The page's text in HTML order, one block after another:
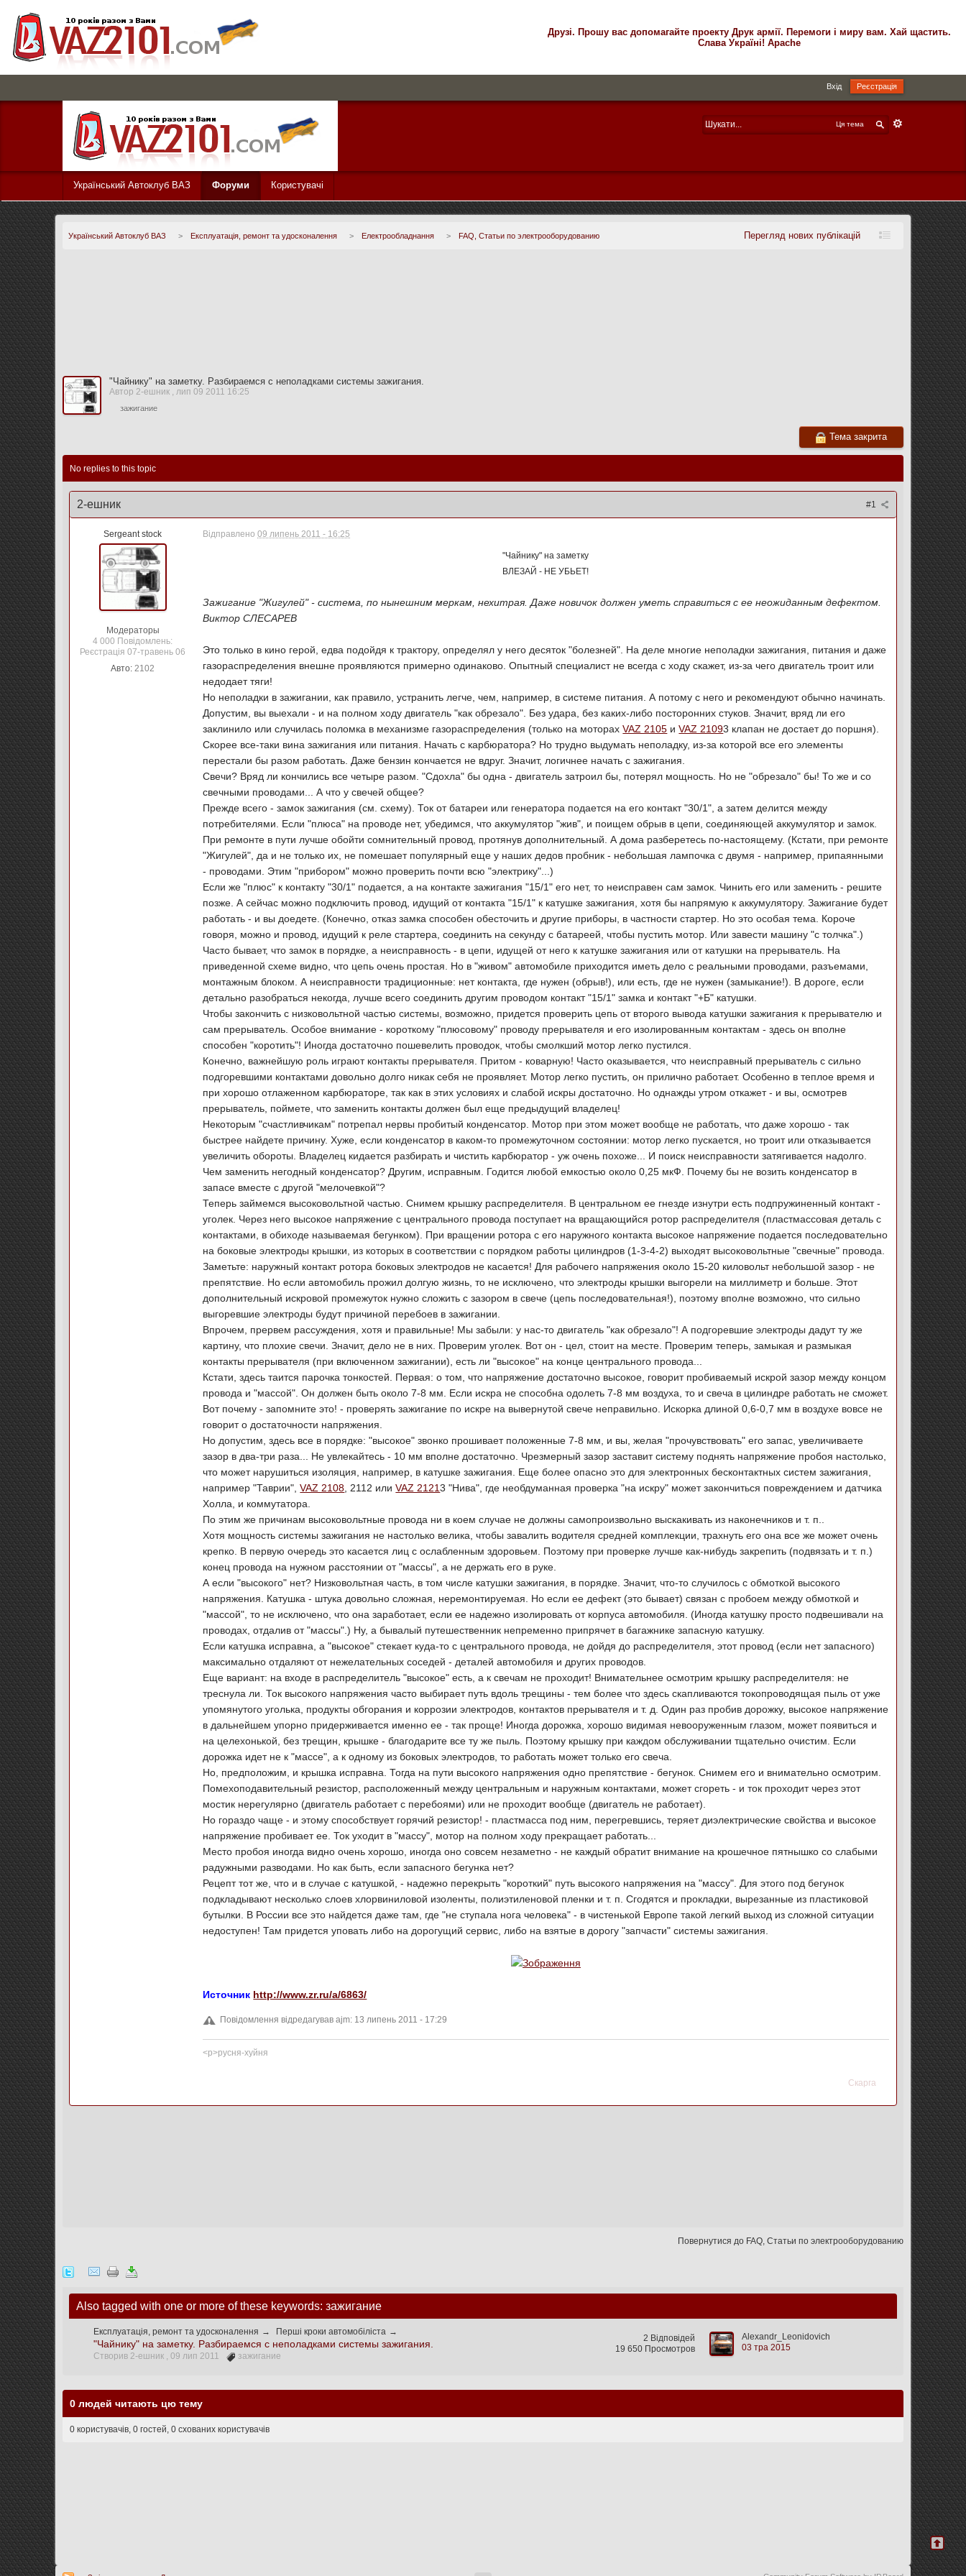
Друзі. Прошу вас допомагайте проекту Друк армії. Перемоги і миру вам. Хай щастить.
Слава Україні! Apache
Вхід Реєстрація
Ця тема
Український Автоклуб ВАЗ Форуми Користувачі
Український Автоклуб ВАЗ > Експлуатація, ремонт та удосконалення > Електрообладнання > FAQ, Статьи по электрооборудованию Перегляд нових публікацій
"Чайнику" на заметку. Разбираемся с неполадками системы зажигания.
Автор2-ешник ,лип 09 2011 16:25
зажигание
Тема закрита
No replies to this topic
#1
2-ешник
Sergeant stock
Модераторы
4 000 Повідомлень:
Реєстрація 07-травень 06
Авто: 2102
Відправлено09 липень 2011 - 16:25
"Чайнику" на заметку
ВЛЕЗАЙ - НЕ УБЬЕТ!
Зажигание "Жигулей" - система, по нынешним меркам, нехитрая. Даже новичок должен уметь справиться с ее неожиданным дефектом.
Виктор СЛЕСАРЕВ
Это только в кино герой, едва подойдя к трактору, определял у него десяток "болезней". На деле многие неполадки зажигания, питания и даже
газораспределения внешне проявляются примерно одинаково. Опытный специалист не всегда с ходу скажет, из-за чего двигатель троит или
недодает тяги!
Но неполадки в зажигании, как правило, устранить легче, чем, например, в системе питания. А потому с него и рекомендуют обычно начинать.
Допустим, вы выехали - и на полном ходу двигатель "как обрезало". Без удара, без каких-либо посторонних стуков. Значит, вряд ли его
заклинило или случилась поломка в механизме газораспределения (только на моторахVAZ 2105 иVAZ 21093 клапан не достает до поршня).
Скорее все-таки вина зажигания или питания. Начать с карбюратора? Но трудно выдумать неполадку, из-за которой все его элементы
перестали бы разом работать. Даже бензин кончается не вдруг. Значит, логичнее начать с зажигания.
Свечи? Вряд ли кончились все четыре разом. "Сдохла" бы одна - двигатель затроил бы, потерял мощность. Но не "обрезало" бы! То же и со
свечными проводами... А что у свечей общее?
Прежде всего - замок зажигания (см. схему). Ток от батареи или генератора подается на его контакт "30/1", а затем делится между
потребителями. Если "плюса" на проводе нет, убедимся, что аккумулятор "жив", и поищем обрыв в цепи, соединяющей аккумулятор и замок.
При ремонте в пути лучше обойти сомнительный провод, протянув дополнительный. А дома разберетесь по-настоящему. (Кстати, при ремонте
"Жигулей", да и не только их, не помешает популярный еще у наших дедов пробник - небольшая лампочка с двумя - например, припаянными
- проводами. Этим "прибором" можно проверить почти всю "электрику"...)
Если же "плюс" к контакту "30/1" подается, а на контакте зажигания "15/1" его нет, то неисправен сам замок. Чинить его или заменить - решите
позже. А сейчас можно подключить провод, идущий от контакта "15/1" к катушке зажигания, хотя бы напрямую к аккумулятору. Зажигание будет
работать - и вы доедете. (Конечно, отказ замка способен обесточить и другие приборы, в частности стартер. Но это особая тема. Короче
говоря, можно и провод, идущий к реле стартера, соединить на секунду с батареей, чтобы пустить мотор. Или завести машину "с толчка".)
Часто бывает, что замок в порядке, а неисправность - в цепи, идущей от него к катушке зажигания или от катушки на прерыватель. На
приведенной схеме видно, что цепь очень простая. Но в "живом" автомобиле приходится иметь дело с реальными проводами, разъемами,
монтажным блоком. А неисправности традиционные: нет контакта, где нужен (обрыв!), или есть, где не нужен (замыкание!). В дороге, если
детально разобраться некогда, лучше всего соединить другим проводом контакт "15/1" замка и контакт "+Б" катушки.
Чтобы закончить с низковольтной частью системы, возможно, придется проверить цепь от второго вывода катушки зажигания к прерывателю и
сам прерыватель. Особое внимание - короткому "плюсовому" проводу прерывателя и его изолированным контактам - здесь он вполне
способен "коротить"! Иногда достаточно пошевелить проводок, чтобы смолкший мотор легко пустился.
Конечно, важнейшую роль играют контакты прерывателя. Притом - коварную! Часто оказывается, что неисправный прерыватель с сильно
подгоревшими контактами довольно долго никак себя не проявляет. Мотор легко пустить, он прилично работает. Особенно в теплое время и
при хорошо отлаженном карбюраторе, так как в этих условиях и слабой искры достаточно. Но однажды утром откажет - и вы, осмотрев
прерыватель, поймете, что заменить контакты должен был еще предыдущий владелец!
Некоторым "счастливчикам" потрепал нервы пробитый конденсатор. Мотор при этом может вообще не работать, что даже хорошо - так
быстрее найдете причину. Хуже, если конденсатор в каком-то промежуточном состоянии: мотор легко пускается, но троит или отказывается
увеличить обороты. Владелец кидается разбирать и чистить карбюратор - уж очень похоже... И поиск неисправности затягивается надолго.
Чем заменить негодный конденсатор? Другим, исправным. Годится любой емкостью около 0,25 мкФ. Почему бы не возить конденсатор в
запасе вместе с другой "мелочевкой"?
Теперь займемся высоковольтной частью. Снимем крышку распределителя. В центральном ее гнезде изнутри есть подпружиненный контакт -
уголек. Через него высокое напряжение с центрального провода поступает на вращающийся ротор распределителя (пластмассовая деталь с
контактами, в обиходе называемая бегунком). При вращении ротора с его наружного контакта высокое напряжение подается последовательно
на боковые электроды крышки, из которых в соответствии с порядком работы цилиндров (1-3-4-2) выходят высоковольтные "свечные" провода.
Заметьте: наружный контакт ротора боковых электродов не касается! Для рабочего напряжения около 15-20 киловольт небольшой зазор - не
препятствие. Но если автомобиль прожил долгую жизнь, то не исключено, что электроды крышки выгорели на миллиметр и больше. Этот
дополнительный искровой промежуток нужно сложить с зазором в свече (цепь последовательная!), поэтому вполне возможно, что сильно
выгоревшие электроды будут причиной перебоев в зажигании.
Впрочем, прервем рассуждения, хотя и правильные! Мы забыли: у нас-то двигатель "как обрезало"! А подгоревшие электроды дадут ту же
картину, что плохие свечи. Значит, дело не в них. Проверим уголек. Вот он - цел, стоит на месте. Проверим теперь, замыкая и размыкая
контакты прерывателя (при включенном зажигании), есть ли "высокое" на конце центрального провода...
Кстати, здесь таится парочка тонкостей. Первая: о том, что напряжение достаточно высокое, говорит пробиваемый искрой зазор между концом
провода и "массой". Он должен быть около 7-8 мм. Если искра не способна одолеть 7-8 мм воздуха, то и свеча в цилиндре работать не сможет.
Вот почему - запомните это! - проверять зажигание по искре на вывернутой свече неправильно. Искорка длиной 0,6-0,7 мм в воздухе вовсе не
говорит о достаточности напряжения.
Но допустим, здесь все в порядке: "высокое" звонко прошивает положенные 7-8 мм, и вы, желая "прочувствовать" его запас, увеличиваете
зазор в два-три раза... Не увлекайтесь - 10 мм вполне достаточно. Чрезмерный зазор заставит систему поднять напряжение пробоя настолько,
что может нарушиться изоляция, например, в катушке зажигания. Еще более опасно это для электронных бесконтактных систем зажигания,
например "Таврии",VAZ 2108 , 2112 илиVAZ 21213 "Нива", где необдуманная проверка "на искру" может закончиться повреждением и датчика
Холла, и коммутатора.
По этим же причинам высоковольтные провода ни в коем случае не должны самопроизвольно выскакивать из наконечников и т. п..
Хотя мощность системы зажигания не настолько велика, чтобы завалить водителя средней комплекции, трахнуть его она все же может очень
крепко. В первую очередь это касается лиц с ослабленным здоровьем. Поэтому при проверке лучше как-нибудь закрепить (подвязать и т. п.)
конец провода на нужном расстоянии от "массы", а не держать его в руке.
А если "высокого" нет? Низковольтная часть, в том числе катушки зажигания, в порядке. Значит, что-то случилось с обмоткой высокого
напряжения. Катушка - штука довольно сложная, неремонтируемая. Но если ее дефект (это бывает) связан с пробоем между обмоткой и
"массой", то не исключено, что она заработает, если ее надежно изолировать от корпуса автомобиля. (Иногда катушку просто подвешивали на
проводах, отдалив от "массы".) Ну, а бывалый путешественник непременно припрячет в багажнике запасную катушку.
Если катушка исправна, а "высокое" стекает куда-то с центрального провода, не дойдя до распределителя, этот провод (если нет запасного)
максимально отдаляют от нежелательных соседей - деталей автомобиля и других проводов.
Еще вариант: на входе в распределитель "высокое" есть, а к свечам не проходит! Внимательнее осмотрим крышку распределителя: не
треснула ли. Ток высокого напряжения часто выбирает путь вдоль трещины - тем более что здесь скапливаются токопроводящая пыль от уже
упомянутого уголька, продукты обгорания и коррозии электродов, контактов прерывателя и т. д. Один раз пробив дорожку, высокое напряжение
в дальнейшем упорно придерживается именно ее - так проще! Иногда дорожка, хорошо видимая невооруженным глазом, может появиться и
на целехонькой, без трещин, крышке - благодарите все ту же пыль. Поэтому крышку при каждом обслуживании тщательно очистим. Если
дорожка идет не к "массе", а к одному из боковых электродов, то работать может только его свеча.
Но, предположим, и крышка исправна. Тогда на пути высокого напряжения одно препятствие - бегунок. Снимем его и внимательно осмотрим.
Помехоподавительный резистор, расположенный между центральным и наружным контактами, может сгореть - и ток проходит через этот
мостик нерегулярно (двигатель работает с перебоями) или не проходит вообще (двигатель не работает).
Но гораздо чаще - и этому способствует горячий резистор! - пластмасса под ним, перегревшись, теряет диэлектрические свойства и высокое
напряжение пробивает ее. Ток уходит в "массу", мотор на полном ходу прекращает работать...
Место пробоя иногда видно очень хорошо, иногда оно совсем незаметно - не каждый обратит внимание на крошечное пятнышко со слабыми
радужными разводами. Но как быть, если запасного бегунка нет?
Рецепт тот же, что и в случае с катушкой, - надежно перекрыть "короткий" путь высокого напряжения на "массу". Для этого под бегунок
подкладывают несколько слоев хлорвиниловой изоленты, полиэтиленовой пленки и т. п. Сгодятся и прокладки, вырезанные из пластиковой
бутылки. В России все это найдется даже там, где "не ступала нога человека" - в чистенькой Европе такой легкий выход из сложной ситуации
недоступен! Там придется уповать либо на дорогущий сервис, либо на взятые в дорогу "запчасти" системы зажигания.
Источник http://www.zr.ru/a/6863/
Повідомлення відредагував ajm: 13 липень 2011 - 17:29
<p>русня-хуйня
Скарга
Повернутися до FAQ, Статьи по электрооборудованию
Also tagged with one or more of these keywords: зажигание
Експлуатація, ремонт та удосконалення → Перші кроки автомобіліста →
"Чайнику" на заметку. Разбираемся с неполадками системы зажигания.
Створив 2-ешник ,09 лип 2011 зажигание
2 Відповідей
19 650 Просмотров
Alexandr_Leonidovich
03 тра 2015
0 людей читають цю тему
0 користувачів, 0 гостей, 0 схованих користувачів